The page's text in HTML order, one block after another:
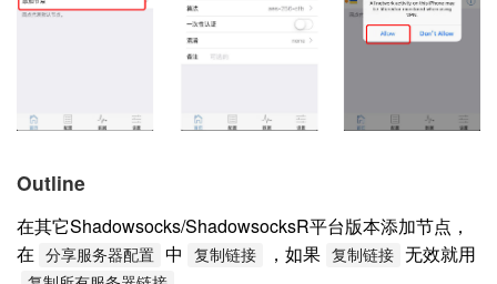
Outline
在其它Shadowsocks/ShadowsocksR平台版本添加节点，
在
分享服务器配置 中 复制链接 ，如果 复制链接 无效就用